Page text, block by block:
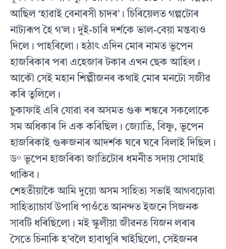
আছিল ‘হাৱাই বেনাৰসী চাদৰ’। চিৰিয়েলত গল্পটোৰ
নাট্যৰূপ হৈ গ’ল। দুই-চাৰি দৰ্শকে ভাল-বেয়া মন্তব্যও
দিলে। পাহৰিলো। হঠাৎ এদিন মোৰ নামত ভূপেন
হাজৰিকাৰ পৰা এহেজাৰ টকাৰ এখন ছেক আহিল।
আকৌ সেই মহান শিল্পীজনৰ কথাই মোৰ মনটো সজীৱ
কৰি তুলিলে।
চুকাফাই এৰি যোৱা বৰ অসমত গুৰু শঙ্কৰে সকলোকে
সম অধিকাৰ দি এক কৰিছিল। জ্যোতি, বিষ্ণু, ভূপেন
হাজৰিকাই গুৰুজনাৰ আদৰ্শক ঘৰে ঘৰে বিলাই দিছিল।
ড° ভূপেন হাজৰিকা জাতিটোৰ ধমনীত সদায় সোমাই
থাকিব।
শেহতীয়াকৈ আমি দুয়ো অসম সাহিত্য সভাই আগবঢ়োৱা
সাহিত্যাচাৰ্য উপাধি পাওঁতে আনন্দত ইজনে সিজনক
সাবটি ধৰিছিলো। মই স্কুলীয়া জীৱনত যিজন লৰাৰ
সৈতে চিনাকি হ’বলৈ হাবাথুৰি খাইছিলো, সেইজনৰ